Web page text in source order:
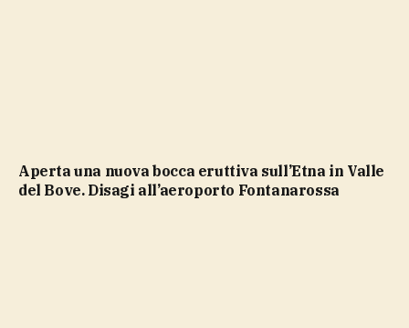
Aperta una nuova bocca eruttiva sull’Etna in Valle
del Bove. Disagi all’aeroporto Fontanarossa